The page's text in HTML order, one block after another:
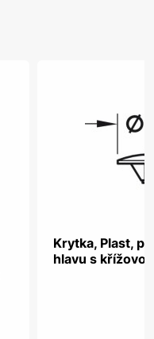
Krytka, Plast,
hlavu s